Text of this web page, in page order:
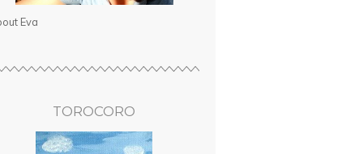
Eva
TOROCORO